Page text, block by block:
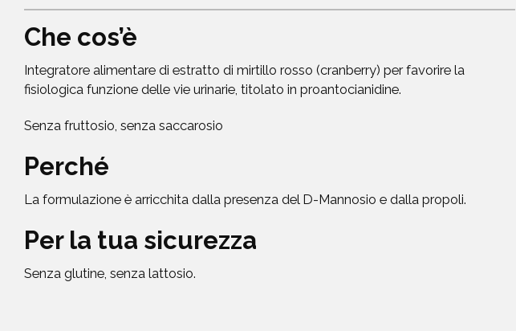
Che cos’è
Integratore alimentare di estratto di mirtillo rosso (cranberry) per favorire la
fisiologica funzione delle vie urinarie, titolato in proantocianidine.
Senza fruttosio, senza saccarosio
Perché
La formulazione è arricchita dalla presenza del D-Mannosio e dalla propoli.
Per la tua sicurezza
Senza glutine, senza lattosio.